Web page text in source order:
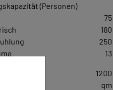
(Personen)
75
180
250
13
1200
qm